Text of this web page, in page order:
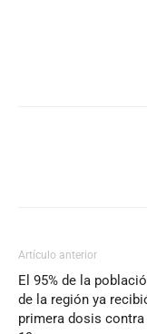
Artículo anterior
El 95% de la
de la región ya
primera dosis